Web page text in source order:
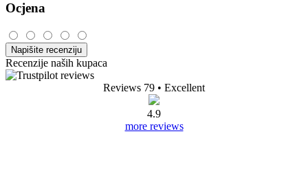
Ocjena
Napišite recenziju
Recenzije naših kupaca
Reviews 79 • Excellent
4.9
more reviews